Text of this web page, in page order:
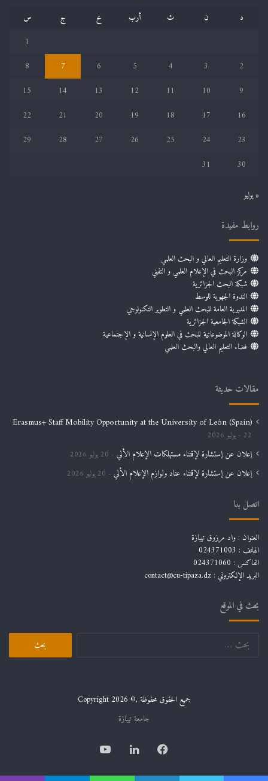
د
ن ث أرب خ ج
س
1
2
3
4
5
6
7
8
9
10
11
12
13
14
15
16
17
18
19
20
21
22
23
24
25
26
27
28
29
30
31
« يوليو
روابط مفيدة
وزارة التعليم العالي و البحث العلمي
مركز البحث في الإعلام العلمي و التقني
شبكة البحث الجزائرية
الندوة الجهوية للوسط
المديرية العامة للبحث العلمي و التطوير التكنولوجي
الشبكة الجامعية الجزائرية
الوكالة الموضوعاتية للبحث في العلوم الإنسانية و الإجتماعية
فضاء التعليم العالي والبحث العلمي
مقالات حديثة
Erasmus+ Staff Mobility Opportunity at the University of León (Spain)
22 يوليو 2026
إعلان عن إستشارة لإقتناء مستهلكات الإعلام الألي 20 يوليو 2026
إعلان عن إستشارة لإقتناء عتاد ولوازم الإعلام الألي 20 يوليو 2026
اتصل بنا
العنوان : واد مرزوق تيبازة
الهاتف : 024371003
الفاكس : 024371060
البريد الإلكتروني : contact@cu-tipaza.dz
بحث في الموقع
البحث
جميع الحقوق محفوظة ,© Copyright 2026
جامعة تيبازة
فيسبوكلينكدإن يوتيوب